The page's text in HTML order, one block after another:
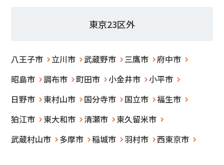
東京23区外
八王子市 立川市 武蔵野市 三鷹市
府中市
昭島市
調布市 町田市 小金井市
小平市
日野市
東村山市 国分寺市 国立市
福生市
狛江市
東大和市 清瀬市
東久留米市
武蔵村山市
多摩市 稲城市 羽村市 西東京市